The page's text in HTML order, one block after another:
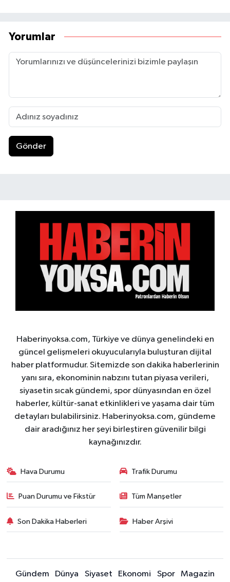
Yorumlar
Gönder
Haberinyoksa.com, Türkiye ve dünya genelindeki en
güncel gelişmeleri okuyucularıyla buluşturan dijital
haber platformudur. Sitemizde son dakika haberlerinin
yanı sıra, ekonominin nabzını tutan piyasa verileri,
siyasetin sıcak gündemi, spor dünyasından en özel
haberler, kültür-sanat etkinlikleri ve yaşama dair tüm
detayları bulabilirsiniz. Haberinyoksa.com, gündeme
dair aradığınız her şeyi birleştiren güvenilir bilgi
kaynağınızdır.
Hava Durumu Trafik Durumu
Puan Durumu ve Fikstür Tüm Manşetler
Son Dakika Haberleri Haber Arşivi
Gündem Dünya Siyaset Ekonomi Spor Magazin